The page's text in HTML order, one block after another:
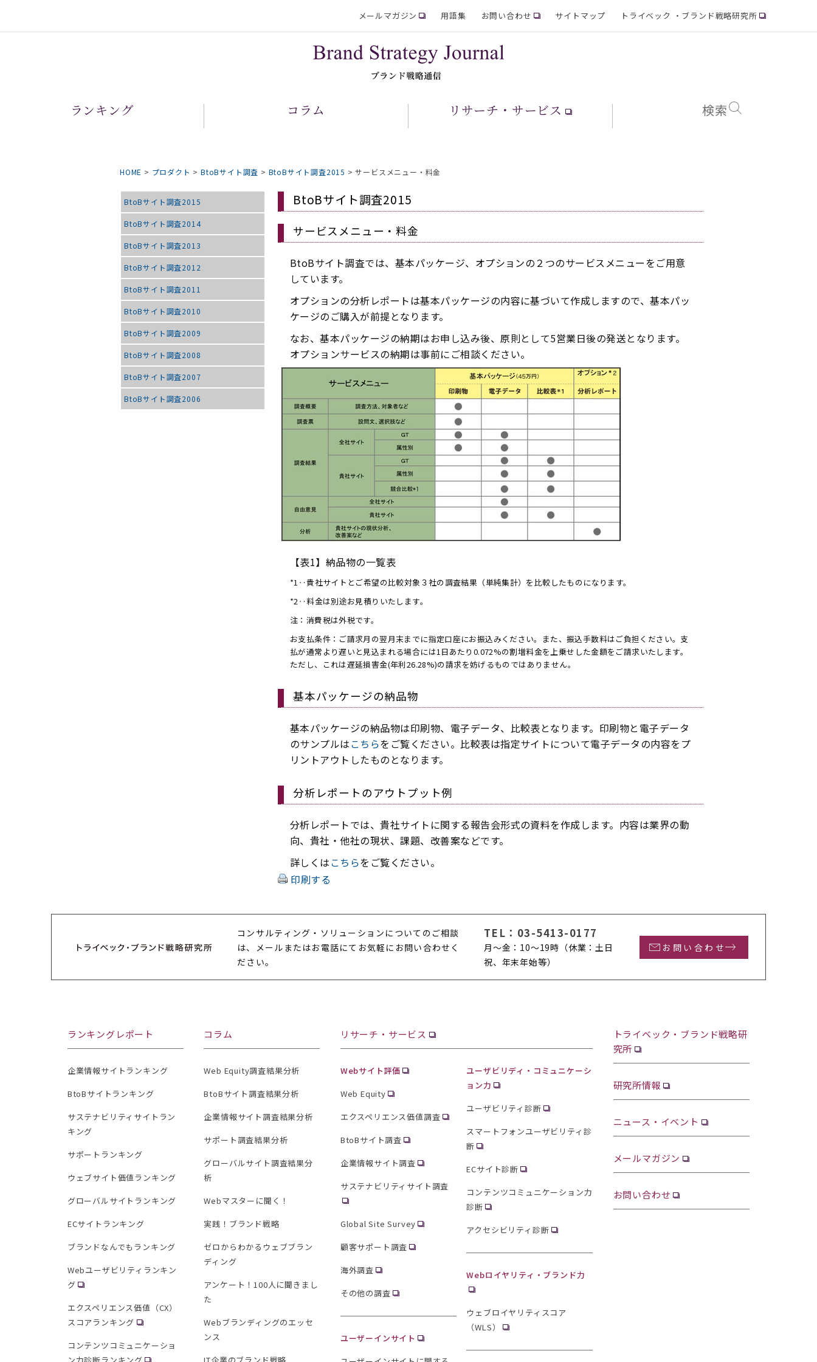
メールマガジン 用語集 お問い合わせ サイトマップ トライベック ・ブランド戦略研究所
ランキング コラム リサーチ・サービス 検索
HOME > プロダクト >BtoBサイト調査 > BtoBサイト調査2015 >サービスメニュー・料金
BtoBサイト調査2015
BtoBサイト調査2014
BtoBサイト調査2013
BtoBサイト調査2012
BtoBサイト調査2011
BtoBサイト調査2010
BtoBサイト調査2009
BtoBサイト調査2008
BtoBサイト調査2007
BtoBサイト調査2006
BtoBサイト調査2015
サービスメニュー・料金
BtoBサイト調査では、基本パッケージ、オプションの２つのサービスメニューをご用意
しています。
オプションの分析レポートは基本パッケージの内容に基づいて作成しますので、基本パッ
ケージのご購入が前提となります。
なお、基本パッケージの納期はお申し込み後、原則として5営業日後の発送となります。
オプションサービスの納期は事前にご相談ください。
【表1】納品物の一覧表
*1‥貴社サイトとご希望の比較対象３社の調査結果（単純集計）を比較したものになります。
*2‥料金は別途お見積りいたします。
注：消費税は外税です。
お支払条件：ご請求月の翌月末までに指定口座にお振込みください。また、振込手数料はご負担ください。支
払が通常より遅いと見込まれる場合には1日あたり0.072%の割増料金を上乗せした金額をご請求いたします。
ただし、これは遅延損害金(年利26.28%)の請求を妨げるものではありません。
基本パッケージの納品物
基本パッケージの納品物は印刷物、電子データ、比較表となります。印刷物と電子データ
のサンプルはこちらをご覧ください。比較表は指定サイトについて電子データの内容をプ
リントアウトしたものとなります。
分析レポートのアウトプット例
分析レポートでは、貴社サイトに関する報告会形式の資料を作成します。内容は業界の動
向、貴社・他社の現状、課題、改善案などです。
詳しくはこちらをご覧ください。
印刷する
コンサルティング・ソリューションについてのご相談
は、メールまたはお電話にてお気軽にお問い合わせく
ださい。
TEL： 03-5413-0177
月〜金：10〜19時 （休業：土日
祝、年末年始等）
お問い合わせ
ランキングレポート
企業情報サイトランキング
BtoBサイトランキング
サステナビリティサイトラン
キング
サポートランキング
ウェブサイト価値ランキング
グローバルサイトランキング
ECサイトランキング
ブランドなんでもランキング
Webユーザビリティランキン
グ
エクスペリエンス価値（CX）
スコアランキング
コンテンツコミュニケーショ
コラム
Web Equity調査結果分析
BtoBサイト調査結果分析
企業情報サイト調査結果分析
サポート調査結果分析
グローバルサイト調査結果分
析
Webマスターに聞く！
実践！ブランド戦略
ゼロからわかるウェブブラン
ディング
アンケート！100人に聞きまし
た
Webブランディングのエッセ
ンス
リサーチ・サービス
Webサイト評価
Web Equity
エクスペリエンス価値調査
BtoBサイト調査
企業情報サイト調査
サステナビリティサイト調査
Global Site Survey
顧客サポート調査
海外調査
その他の調査
ユーザーインサイト
ユーザビリディ・コミュニケーシ
ョン力
ユーザビリティ診断
スマートフォンユーザビリティ診
断
ECサイト診断
コンテンツコミュニケーション力
診断
アクセシビリティ診断
Webロイヤリティ・ブランド力
ウェブロイヤリティスコア
（WLS）
トライベック・ブランド戦略研
究所
研究所情報
ニュース・イベント
メールマガジン
お問い合わせ